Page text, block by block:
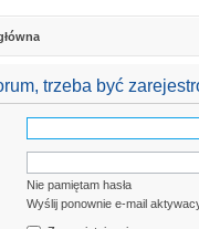
trzeba być
Nie pamiętam hasła
Wyślij ponownie e-mail